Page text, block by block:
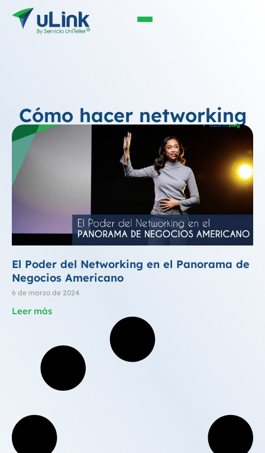
Cómo hacer networking
El Poder del Networking en el Panorama de
Negocios Americano
6 de marzo de 2024
Leer más